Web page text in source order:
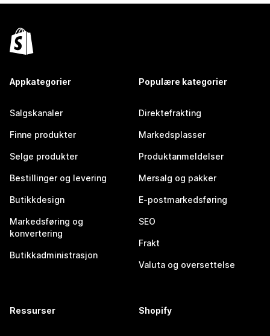
Appkategorier
Salgskanaler
Finne produkter
Selge produkter
Bestillinger og levering
Butikkdesign
Markedsføring og
konvertering
Butikkadministrasjon
Populære kategorier
Direktefrakting
Markedsplasser
Produktanmeldelser
Mersalg og pakker
E-postmarkedsføring
SEO
Frakt
Valuta og oversettelse
Ressurser Shopify